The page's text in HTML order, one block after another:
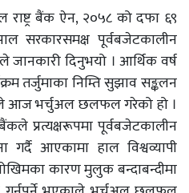
राष्ट्र बैंक ऐन, २०५८ को दफा ६९
सरकारसमक्ष पूर्वबजेटकालीन
जानकारी दिनुभयो । आर्थिक वर्ष
तर्जुमाका निम्ति सुझाव सङ्कलन
आज भर्चुअल छलफल गरेको हो ।
प्रत्यक्षरूपमा पूर्वबजेटकालीन
गर्दै आएकामा हाल विश्वव्यापी
कारण मुलुक बन्दाबन्दीमा